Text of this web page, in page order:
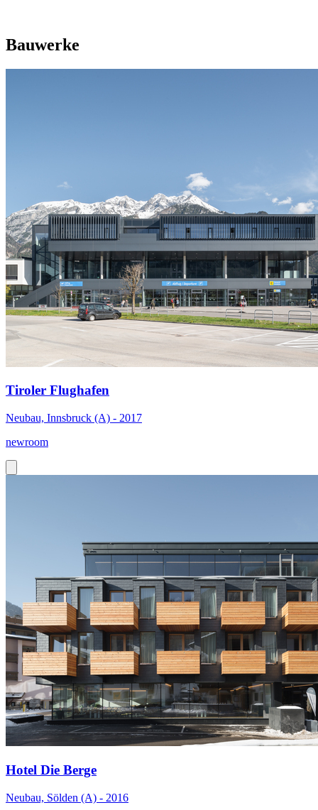
Bauwerke
Tiroler Flughafen
Neubau, Innsbruck (A) - 2017
newroom
Hotel Die Berge
Neubau, Sölden (A) - 2016